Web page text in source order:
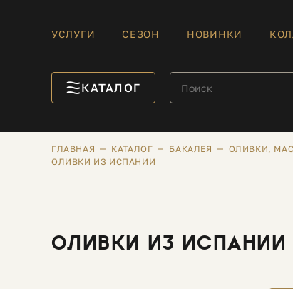
УСЛУГИ СЕЗОН НОВИНКИ
КАТАЛОГ
ГЛАВНАЯ КАТАЛОГ БАКАЛЕЯ
ОЛИВКИ,
ОЛИВКИ ИЗ ИСПАНИИ
ОЛИВКИ ИЗ ИСПАНИИ